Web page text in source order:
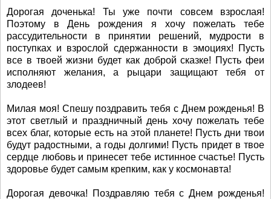
Дорогая доченька! Ты уже почти совсем взрослая!
Поэтому в День рождения я хочу пожелать тебе
рассудительности в принятии решений, мудрости в
поступках и взрослой сдержанности в эмоциях! Пусть
все в твоей жизни будет как доброй сказке! Пусть феи
исполняют желания, а рыцари защищают тебя от
злодеев!
Милая моя! Спешу поздравить тебя с Днем рожденья! В
этот светлый и праздничный день хочу пожелать тебе
всех благ, которые есть на этой планете! Пусть дни твои
будут радостными, а годы долгими! Пусть придет в твое
сердце любовь и принесет тебе истинное счастье! Пусть
здоровье будет самым крепким, как у космонавта!
Дорогая девочка! Поздравляю тебя с Днем рожденья!